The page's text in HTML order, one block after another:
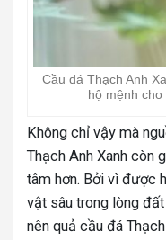
Cầu đá Thạch Anh
hộ mệnh cho
Không chỉ vậy mà
Thạch Anh Xanh còn
tâm hơn. Bởi vì được
vật sâu trong lòng
nên quả cầu đá